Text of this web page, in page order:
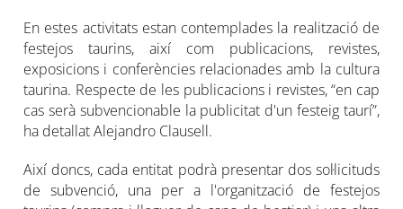
En estes activitats estan contemplades la realització de
festejos taurins, així com publicacions, revistes,
exposicions i conferències relacionades amb la cultura
taurina. Respecte de les publicacions i revistes, “en cap
cas serà subvencionable la publicitat d'un festeig taurí”,
ha detallat Alejandro Clausell.
Així doncs, cada entitat podrà presentar dos sol·licituds
de subvenció, una per a l'organització de festejos